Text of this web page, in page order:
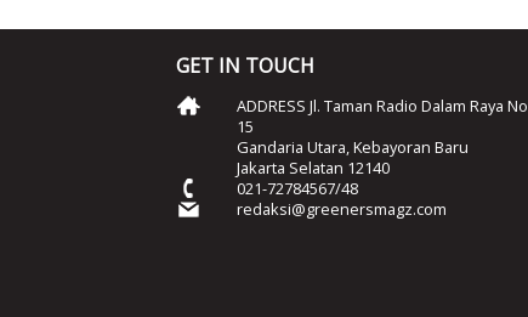
GET IN TOUCH
ADDRESS Jl. Taman Radio Dalam Raya No
15
Gandaria Utara, Kebayoran Baru
Jakarta Selatan 12140
021-72784567/48
redaksi@greenersmagz.com